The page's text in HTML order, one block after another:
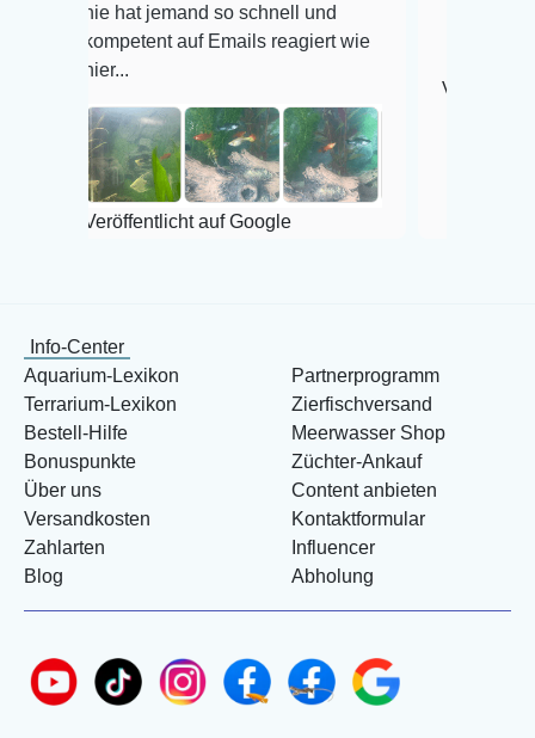
hat jemand so schnell und
auf Emails reagiert wie
auf Google
Veröffentlicht auf
Info-Center
Aquarium-Lexikon
Terrarium-Lexikon
Bestell-Hilfe
Bonuspunkte
Über uns
Versandkosten
Zahlarten
Blog
Partnerprogramm
Zierfischversand
Meerwasser Shop
Züchter-Ankauf
Content anbieten
Kontaktformular
Influencer
Abholung